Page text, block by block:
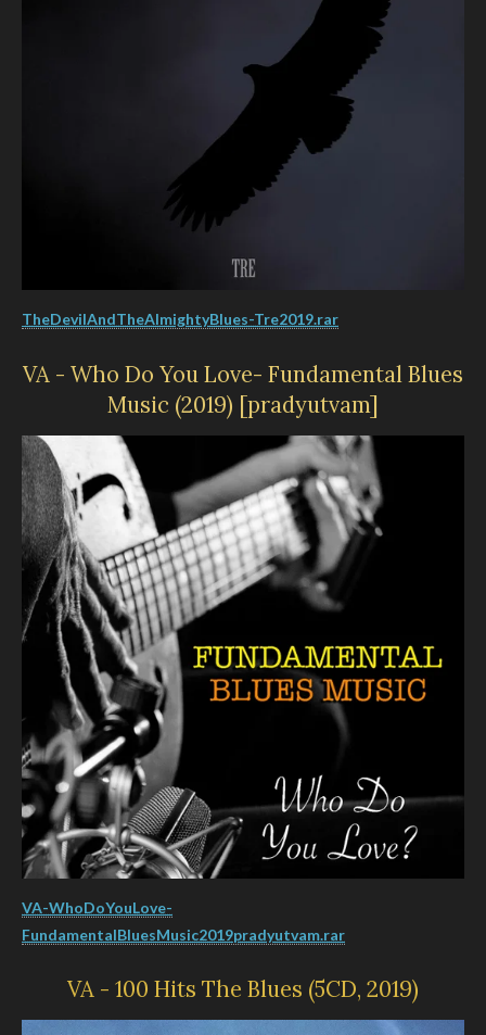
TheDevilAndTheAlmightyBlues-Tre2019.rar
VA - Who Do You Love- Fundamental Blues
Music (2019) [pradyutvam]
VA-WhoDoYouLove-
FundamentalBluesMusic2019pradyutvam.rar
VA - 100 Hits The Blues (5CD, 2019)